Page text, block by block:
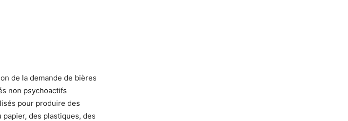
de la demande de bières
non psychoactifs
pour produire des
des plastiques, des